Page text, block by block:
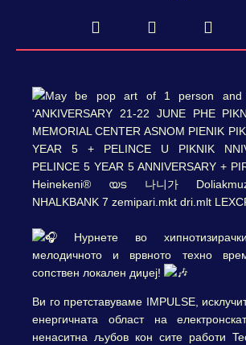
Нурнете во
мелодичното и врвното техно
сопствен локален диџеј!
Ви го претставуваме IMPULSE,
енергичната област на
ненаситна љубов кон сите работи